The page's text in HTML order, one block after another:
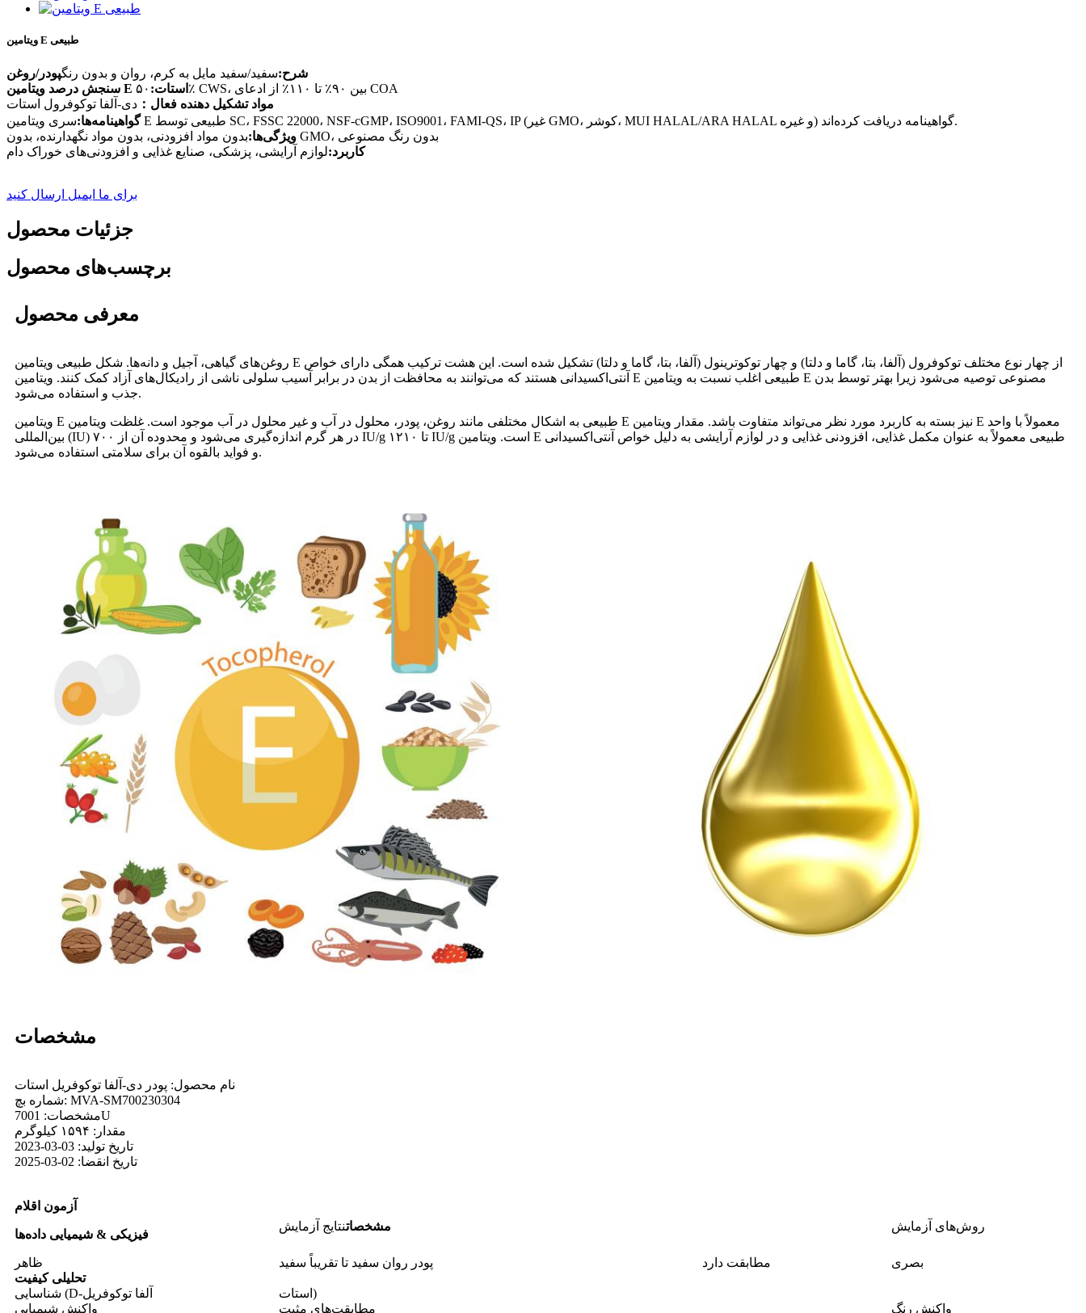
ویتامین E طبیعی
شرح:سفید/سفید مایل به کرم، روان و بدون رنگپودر/روغن
سنجش درصد ویتامین E استات:
۵۰٪ CWS، بین ۹۰٪ تا ۱۱۰٪ از ادعای COA
مواد تشکیل دهنده فعال： دی-آلفا توکوفرول استات
گواهینامه‌ها:
سری ویتامین E طبیعی توسط SC، FSSC 22000، NSF-cGMP، ISO9001، FAMI-QS، IP (غیر GMO، کوشر، MUI HALAL/ARA HALAL و غیره) گواهینامه دریافت کرده‌اند.
ویژگی‌ها:
بدون مواد افزودنی، بدون مواد نگهدارنده، بدون GMO، بدون رنگ مصنوعی
کاربرد:لوازم آرایشی، پزشکی، صنایع غذایی و افزودنی‌های خوراک دام
برای ما ایمیل ارسال کنید
جزئیات محصول
برچسب‌های محصول
معرفی محصول
روغن‌های گیاهی، آجیل و دانه‌ها. شکل طبیعی ویتامین E از چهار نوع مختلف توکوفرول (آلفا، بتا، گاما و دلتا) و چهار توکوترینول (آلفا، بتا، گاما و دلتا) تشکیل شده است. این هشت ترکیب همگی دارای خواص
آنتی‌اکسیدانی هستند که می‌توانند به محافظت از بدن در برابر آسیب سلولی ناشی از رادیکال‌های آزاد کمک کنند. ویتامین E طبیعی اغلب نسبت به ویتامین E مصنوعی توصیه می‌شود زیرا بهتر توسط بدن
جذب و استفاده می‌شود.
ویتامین E طبیعی به اشکال مختلفی مانند روغن، پودر، محلول در آب و غیر محلول در آب موجود است. غلظت ویتامین E نیز بسته به کاربرد مورد نظر می‌تواند متفاوت باشد. مقدار ویتامین E معمولاً با واحد
بین‌المللی (IU) در هر گرم اندازه‌گیری می‌شود و محدوده آن از ۷۰۰ IU/g تا ۱۲۱۰ IU/g است. ویتامین E طبیعی معمولاً به عنوان مکمل غذایی، افزودنی غذایی و در لوازم آرایشی به دلیل خواص آنتی‌اکسیدانی
و فواید بالقوه آن برای سلامتی استفاده می‌شود.
مشخصات
نام محصول: پودر دی-آلفا توکوفریل استات
شماره بچ: MVA-SM700230304
مشخصات: 7001U
مقدار: ۱۵۹۴ کیلوگرم
تاریخ تولید: 03-03-2023
تاریخ انقضا: 02-03-2025
آزمون اقلام
فیزیکی & شیمیایی داده‌ها
مشخصاتنتایج آزمایش روش‌های آزمایش
ظاهر پودر روان سفید تا تقریباً سفید مطابقت دارد
بصری
تحلیلی کیفیت
شناسایی (D-آلفا توکوفریل
استات)
واکنش شیمیایی
مطابقت‌های مثبت واکنش رنگ